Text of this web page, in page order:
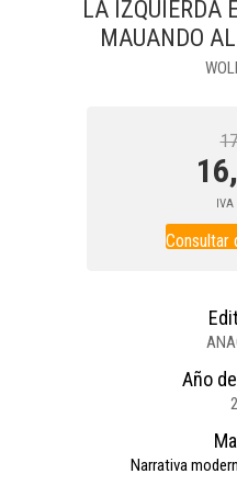
LA IZQUIERDA
MAUANDO
Consultar
Año
Narrativa